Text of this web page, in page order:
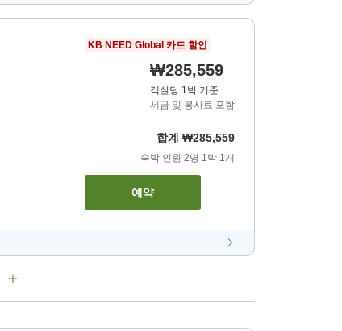
KB NEED Global 카드 할인
₩285,559
객실당 1박 기준
세금 및 봉사료 포함
합계 ₩285,559
숙박 인원 2명 1박 1개
예약